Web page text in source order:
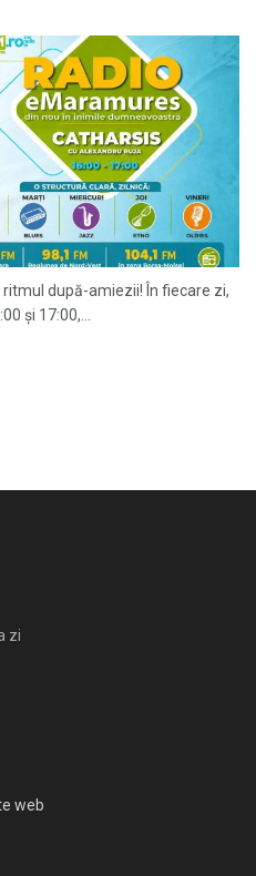
după-amiezii! În fiecare zi,
și 17:00,...
zi
web